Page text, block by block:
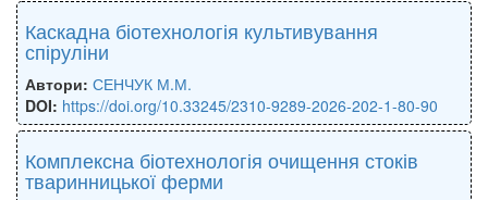
Каскадна біотехнологія культивування
спіруліни
Автори: СЕНЧУК М.М.
DOI: https://doi.org/10.33245/2310-9289-2026-202-1-80-90
Комплексна біотехнологія очищення стоків
тваринницької ферми